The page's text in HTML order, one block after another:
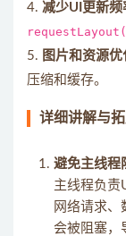
4. 减少UI更新频
5. 图片和资源优
压缩和缓存。
详细讲解与
避免主线程
主线程负责
网络请求、
会被阻塞，